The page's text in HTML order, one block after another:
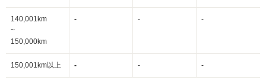
140,001km
~
150,000km
- - -
150,001km以上 - - -